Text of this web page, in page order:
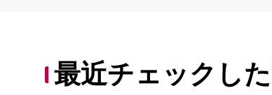
最近チェックし